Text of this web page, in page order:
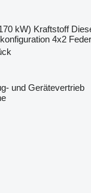
kW) Kraftstoff
4x2
und Gerätevertrieb